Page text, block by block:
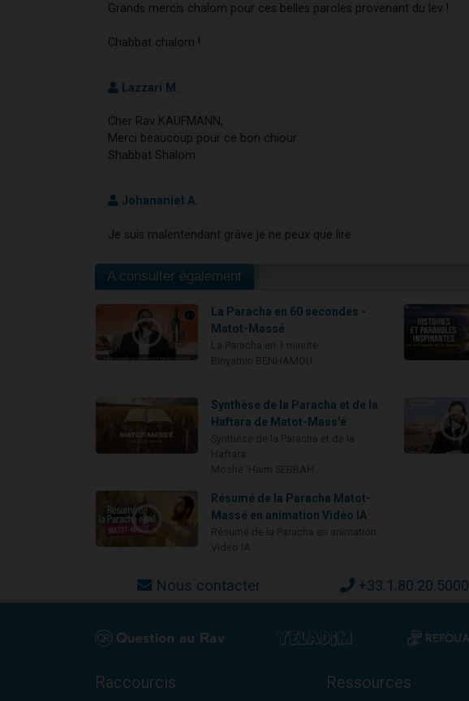
Grands mercis chalom pour ces belles paroles provenant du lev !
Chabbat chalom !
Lazzari M.
Cher Rav KAUFMANN,
Merci beaucoup pour ce bon chiour
Shabbat Shalom
Johananiel A.
Je suis malentendant grâve je ne peux que lire
A consulter également
La Paracha en 60 secondes -
Matot-Massé
Synthèse de la Paracha et de la
Haftara de Matot-Mass'é
Résumé de la Paracha Matot-
Massé en animation Vidéo IA
Nous contacter +33.1.80.20.5000
Raccourcis Ressources